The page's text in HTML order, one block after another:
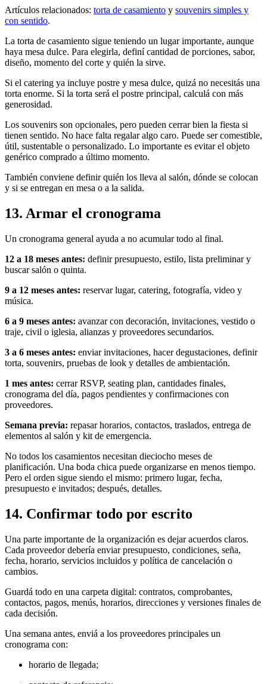
Artículos relacionados: torta de casamiento y souvenirs simples y
con sentido.
La torta de casamiento sigue teniendo un lugar importante, aunque
haya mesa dulce. Para elegirla, definí cantidad de porciones, sabor,
diseño, momento del corte y quién la sirve.
Si el catering ya incluye postre y mesa dulce, quizá no necesitás una
torta enorme. Si la torta será el postre principal, calculá con más
generosidad.
Los souvenirs son opcionales, pero pueden cerrar bien la fiesta si
tienen sentido. No hace falta regalar algo caro. Puede ser comestible,
útil, sustentable o personalizado. Lo importante es evitar el objeto
genérico comprado a último momento.
También conviene definir quién los lleva al salón, dónde se colocan
y si se entregan en mesa o a la salida.
13. Armar el cronograma
Un cronograma general ayuda a no acumular todo al final.
12 a 18 meses antes: definir presupuesto, estilo, lista preliminar y
buscar salón o quinta.
9 a 12 meses antes: reservar lugar, catering, fotografía, video y
música.
6 a 9 meses antes: avanzar con decoración, invitaciones, vestido o
traje, civil o iglesia, alianzas y proveedores secundarios.
3 a 6 meses antes: enviar invitaciones, hacer degustaciones, definir
torta, souvenirs, pruebas de look y detalles de ambientación.
1 mes antes: cerrar RSVP, seating plan, cantidades finales,
cronograma del día, pagos pendientes y confirmaciones con
proveedores.
Semana previa: repasar horarios, contactos, traslados, entrega de
elementos al salón y kit de emergencia.
No todos los casamientos necesitan dieciocho meses de
planificación. Una boda chica puede organizarse en menos tiempo.
Pero el orden sigue siendo el mismo: primero lugar, fecha,
presupuesto e invitados; después, detalles.
14. Confirmar todo por escrito
Una parte importante de la organización es dejar acuerdos claros.
Cada proveedor debería enviar presupuesto, condiciones, seña,
fecha, horario, servicios incluidos y política de cancelación o
cambios.
Guardá todo en una carpeta digital: contratos, comprobantes,
contactos, pagos, menús, horarios, direcciones y versiones finales de
cada decisión.
Una semana antes, enviá a los proveedores principales un
cronograma con:
horario de llegada;